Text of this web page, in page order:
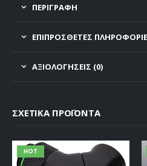
ΠΕΡΙΓΡΑΦΗ
ΕΠΙΠΡΌΣΘΕΤΕΣ
ΑΞΙΟΛΟΓΉΣΕΙΣ (0)
ΣΧΕΤΙΚΆ ΠΡΟΪΌΝΤΑ
HOT